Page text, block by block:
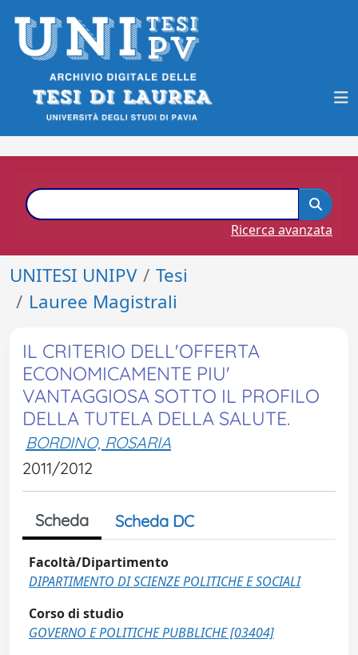
Ricerca avanzata
UNITESI UNIPV
Tesi
Lauree Magistrali
IL CRITERIO DELL'OFFERTA
ECONOMICAMENTE PIU'
VANTAGGIOSA SOTTO IL PROFILO
DELLA TUTELA DELLA SALUTE.
BORDINO, ROSARIA
2011/2012
Scheda Scheda DC
Facoltà/Dipartimento
DIPARTIMENTO DI SCIENZE POLITICHE E SOCIALI
Corso di studio
GOVERNO E POLITICHE PUBBLICHE [03404]